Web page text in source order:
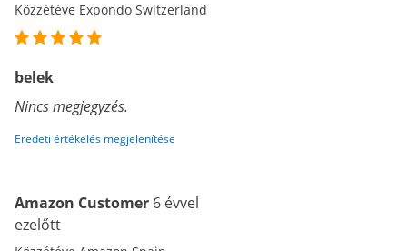
Közzétéve Expondo Switzerland
belek
Nincs megjegyzés.
Eredeti értékelés megjelenítése
Amazon Customer 6 évvel
ezelőtt